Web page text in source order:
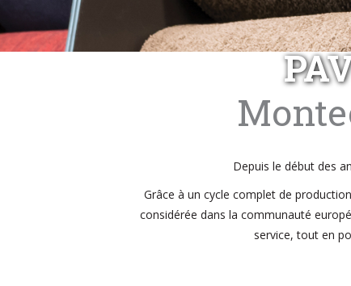
Depuis le début des
Grâce à un cycle complet de
considérée dans la communauté
service, tout en